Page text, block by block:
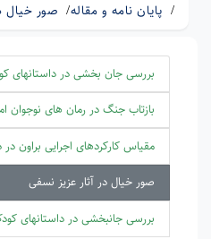
پایان نامه و مقاله
صور خیال
بررسی جان بخشی در داستانهای
بازتاب جنگ در رمان های نوجوان
مقیاس کارکردهای اجرایی براون در
صور خیال در آثار عزیز نسفی
بررسی جانبخشی در داستانهای